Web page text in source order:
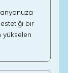
bir
yükselen